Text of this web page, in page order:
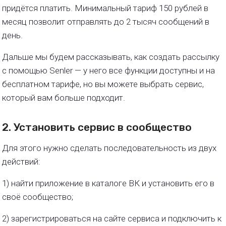
придётся платить. Минимальный тариф 150 рублей в
месяц позволит отправлять до 2 тысяч сообщений в
день.
Дальше мы будем рассказывать, как создать рассылку
с помощью Senler — у него все функции доступны и на
бесплатном тарифе, но вы можете выбрать сервис,
который вам больше подходит.
2. Установить сервис в сообщество
Для этого нужно сделать последовательность из двух
действий:
1) найти приложение в каталоге ВК и установить его в
своё сообщество;
2) зарегистрироваться на сайте сервиса и подключить к